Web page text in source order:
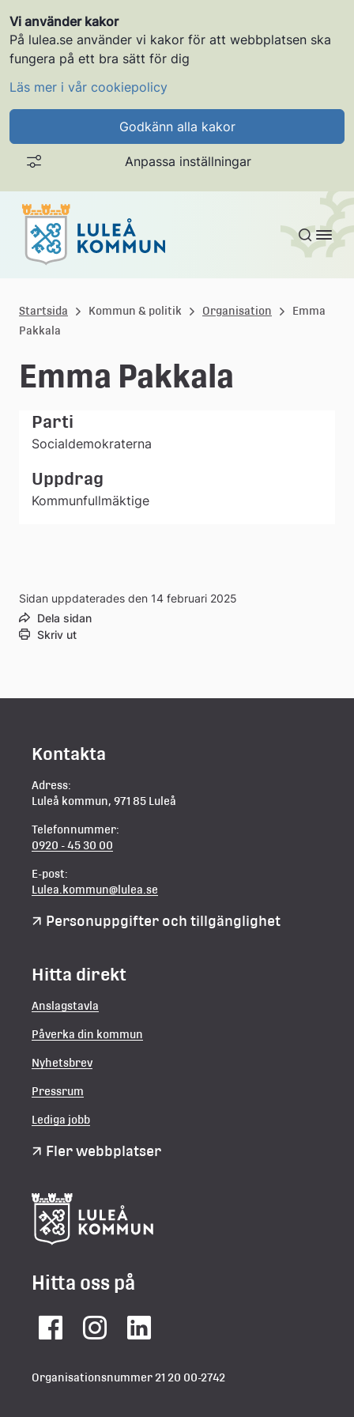
Vi använder kakor
På lulea.se använder vi kakor för att webbplatsen ska
fungera på ett bra sätt för dig
Läs mer i vår cookiepolicy
Godkänn alla kakor
Anpassa inställningar
Gå till innehållet
u
l
e
k
o
m
n
Startsida Kommun & politik Organisation
Emma
Pakkala
Emma Pakkala
Parti
Socialdemokraterna
Uppdrag
Kommunfullmäktige
Sidan uppdaterades den 14 februari 2025
Dela sidan
Skriv ut
Kontakta
Adress:
Luleå kommun, 971 85 Luleå
Telefonnummer:
0920 - 45 30 00
E-post:
Lulea.kommun@lulea.se
Personuppgifter och tillgänglighet
Hitta direkt
Anslagstavla
Påverka din kommun
Nyhetsbrev
Pressrum
Lediga jobb
Fler webbplatser
Hitta oss på
FacebookInstagramLinkedIn
Organisationsnummer 21 20 00-2742